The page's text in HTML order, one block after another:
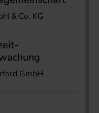
& Co. KG
GmbH